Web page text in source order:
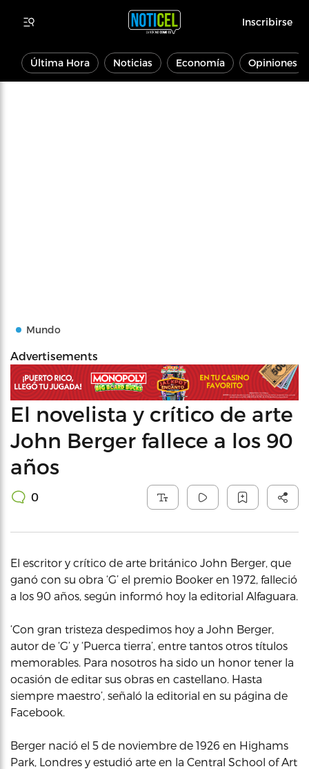
Inscribirse
Última Hora Noticias Economía Opiniones
Mundo
Advertisements
El novelista y crítico de arte
John Berger fallece a los 90
años
0
El escritor y crítico de arte británico John Berger, que
ganó con su obra ‘G’ el premio Booker en 1972, falleció
a los 90 años, según informó hoy la editorial Alfaguara.
‘Con gran tristeza despedimos hoy a John Berger,
autor de ‘G’ y ‘Puerca tierra’, entre tantos otros títulos
memorables. Para nosotros ha sido un honor tener la
ocasión de editar sus obras en castellano. Hasta
siempre maestro’, señaló la editorial en su página de
Facebook.
Berger nació el 5 de noviembre de 1926 en Highams
Park, Londres y estudió arte en la Central School of Art